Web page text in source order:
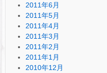
2011年6月
2011年5月
2011年4月
2011年3月
2011年2月
2011年1月
2010年12月